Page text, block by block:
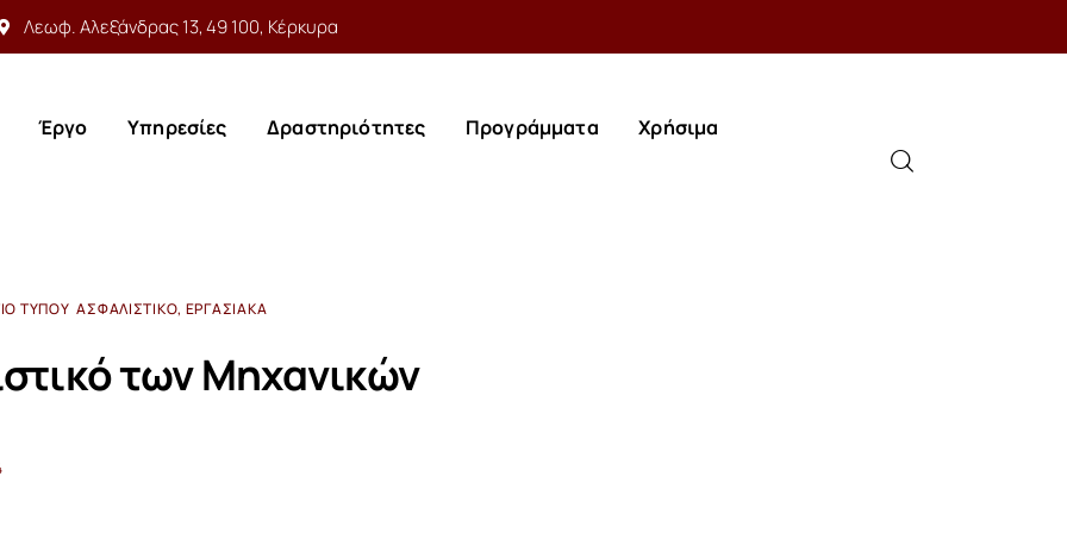
Λεωφ. Αλεξάνδρας 13, 49 100, Κέρκυρα
Έργο Υπηρεσίες Δραστηριότητες Προγράμματα Χρήσιμα
ΤΎΠΟΥ ΑΣΦΑΛΙΣΤΙΚΌ, ΕΡΓΑΣΙΑΚΆ
των Μηχανικών